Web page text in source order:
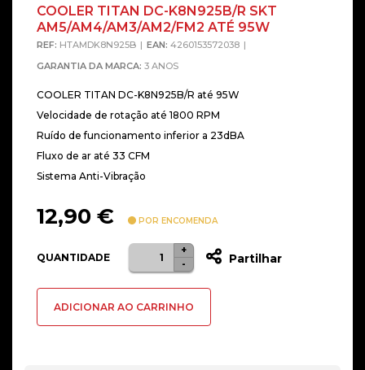
COOLER TITAN DC-K8N925B/R SKT
AM5/AM4/AM3/AM2/FM2 ATÉ 95W
REF: HTAMDK8N925B EAN: 4260153572038
GARANTIA DA MARCA: 3 ANOS
COOLER TITAN DC-K8N925B/R até 95W
Velocidade de rotação até 1800 RPM
Ruído de funcionamento inferior a 23dBA
Fluxo de ar até 33 CFM
Sistema Anti-Vibração
12,90 € POR ENCOMENDA
QUANTIDADE
Quantidade
de
TITAN
-
+
Partilhar
ADICIONAR AO CARRINHO